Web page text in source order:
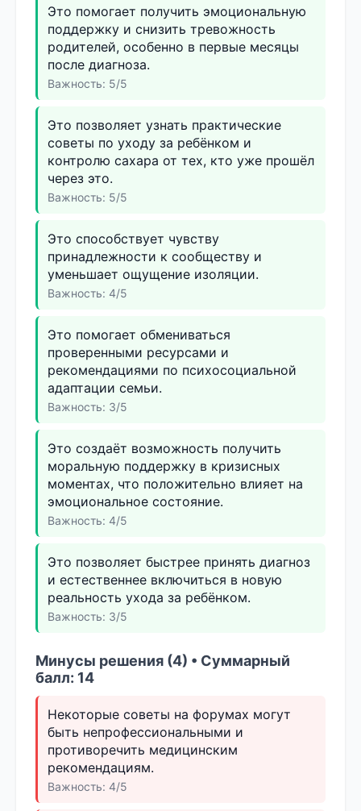
Это помогает получить эмоциональную
поддержку и снизить тревожность
родителей, особенно в первые месяцы
после диагноза.
Важность: 5/5
Это позволяет узнать практические
советы по уходу за ребёнком и
контролю сахара от тех, кто уже прошёл
через это.
Важность: 5/5
Это способствует чувству
принадлежности к сообществу и
уменьшает ощущение изоляции.
Важность: 4/5
Это помогает обмениваться
проверенными ресурсами и
рекомендациями по психосоциальной
адаптации семьи.
Важность: 3/5
Это создаёт возможность получить
моральную поддержку в кризисных
моментах, что положительно влияет на
эмоциональное состояние.
Важность: 4/5
Это позволяет быстрее принять диагноз
и естественнее включиться в новую
реальность ухода за ребёнком.
Важность: 3/5
Минусы решения (4) • Суммарный
балл: 14
Некоторые советы на форумах могут
быть непрофессиональными и
противоречить медицинским
рекомендациям.
Важность: 4/5